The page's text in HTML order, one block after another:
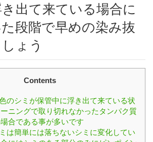
出て来ている場合に
段階で早めの染み抜
ょう
Contents
のシミが保管中に浮き出て来ている状
ニングで取り切れなかったタンパク質
合である事が多いです
は簡単には落ちないシミに変化してい